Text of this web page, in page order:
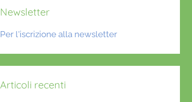
Newsletter
Per l'iscrizione alla newsletter
Articoli recenti